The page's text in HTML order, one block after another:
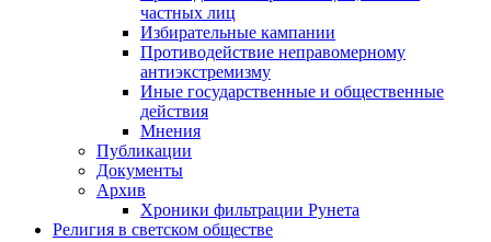
частных лиц
Избирательные кампании
Противодействие неправомерному
антиэкстремизму
Иные государственные и общественные
действия
Мнения
Публикации
Документы
Архив
Хроники фильтрации Рунета
Религия в светском обществе